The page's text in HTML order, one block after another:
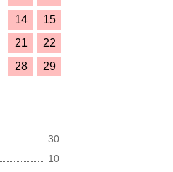
14
15
21
22
28
29
30
10